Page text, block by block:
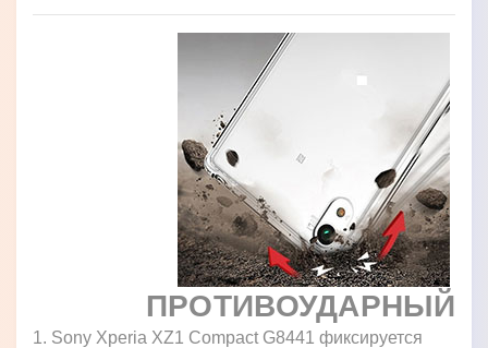
ПРОТИВОУДАРНЫЙ
1. Sony Xperia XZ1 Compact G8441 фиксируется